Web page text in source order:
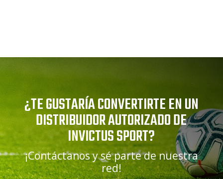
¿TE GUSTARÍA CONVERTIRTE EN UN
DISTRIBUIDOR AUTORIZADO DE
INVICTUS SPORT?
¡Contáctanos y sé parte de nuestra
red!